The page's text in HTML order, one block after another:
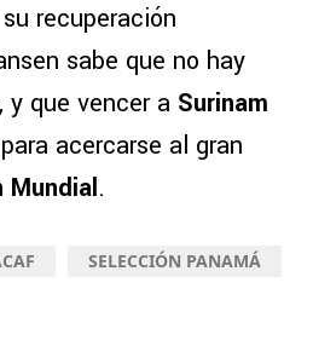
recuperación
sabe que no hay
y que vencer a Surinam
acercarse al gran
Mundial.
SELECCIÓN PANAMÁ